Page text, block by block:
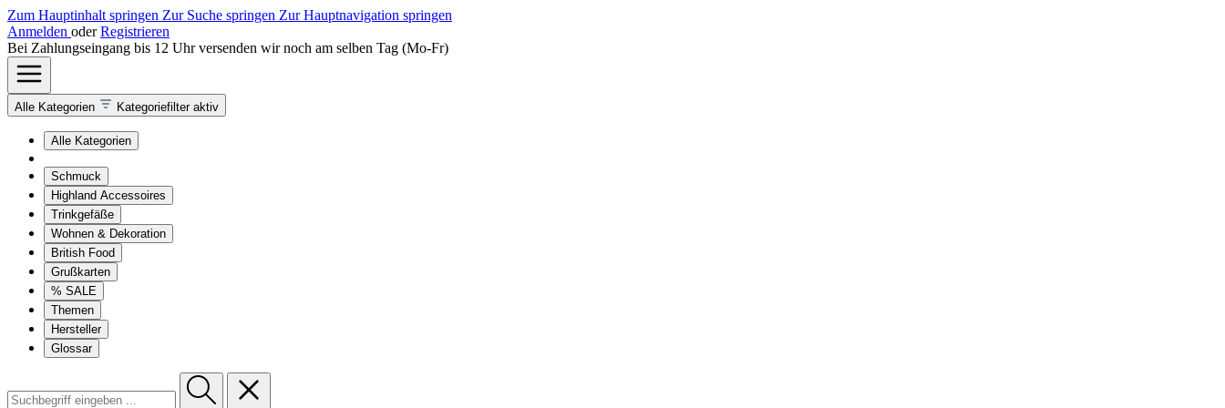
Zum Hauptinhalt springen Zur Suche springen Zur Hauptnavigation springen
Anmelden oder Registrieren
Bei Zahlungseingang bis 12 Uhr versenden wir noch am selben Tag (Mo-Fr)
Alle Kategorien Kategoriefilter aktiv
Alle Kategorien
Schmuck
Highland Accessoires
Trinkgefäße
Wohnen & Dekoration
British Food
Grußkarten
% SALE
Themen
Hersteller
Glossar